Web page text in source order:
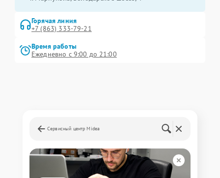
Горячая линия
+7 (863) 333-79-21
Время работы
Ежедневно с 9:00 до 21:00
Сервисный центр Midea